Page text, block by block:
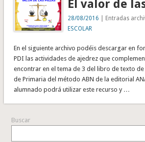
El valor de
28/08/2016 | Entradas
ESCOLAR
En el siguiente archivo podéis descargar en
PDI las actividades de ajedrez que
encontrar en el tema de 3 del libro de texto
de Primaria del método ABN de la editorial
alumnado podrá utilizar este recurso y …
Buscar